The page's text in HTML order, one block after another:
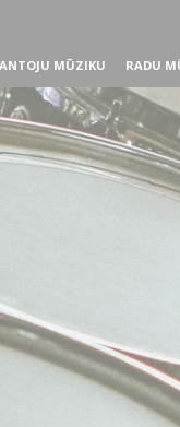
MŪZIKU RADU